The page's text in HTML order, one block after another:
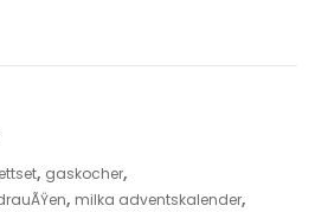
, gaskocher,
, milka adventskalender,